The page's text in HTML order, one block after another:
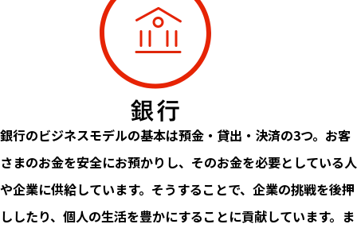
銀行のビジネスモデルの基本は預金・貸出・決済の3つ。お客
さまのお金を安全にお預かりし、そのお金を必要としている人
や企業に供給しています。そうすることで、企業の挑戦を後押
ししたり、個人の生活を豊かにすることに貢献しています。ま